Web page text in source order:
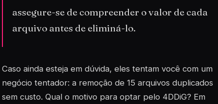
assegure-se de compreender o valor de cada
arquivo antes de eliminá-lo.
Caso ainda esteja em dúvida, eles tentam você com um
negócio tentador: a remoção de 15 arquivos duplicados
sem custo. Qual o motivo para optar pelo 4DDiG? Em